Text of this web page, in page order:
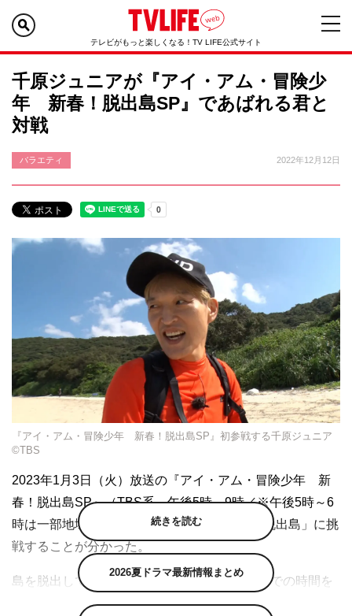
テレビがもっと楽しくなる！TV LIFE公式サイト
千原ジュニアが『アイ・アム・冒険少
年 新春！脱出島SP』であばれる君と
対戦
バラエティ 2022年12月12日
『アイ・アム・冒険少年 新春！脱出島SP』初参戦する千原ジュニア
©TBS
2023年1月3日（火）放送の『アイ・アム・冒険少年 新
春！脱出島SP』（TBS系 午後5時～9時／※午後5時～6
時は一部地域を除く）で、千原ジュニアが「脱出島」に挑
戦することが分かった。
島を脱出して4キロ先のゴールにたどり着くまでの時間を
競う「脱出島」。水と食料を除くアイテムを45リットルの
続きを読む
2026夏ドラマ最新情報まとめ